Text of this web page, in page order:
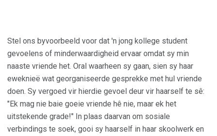
Stel ons byvoorbeeld voor dat 'n jong kollege student
gevoelens of minderwaardigheid ervaar omdat sy min
naaste vriende het. Oral waarheen sy gaan, sien sy haar
eweknieë wat georganiseerde gesprekke met hul vriende
doen. Sy vergoed vir hierdie gevoel deur vir haarself te sê:
"Ek mag nie baie goeie vriende hê nie, maar ek het
uitstekende grade!" In plaas daarvan om sosiale
verbindings te soek, gooi sy haarself in haar skoolwerk en